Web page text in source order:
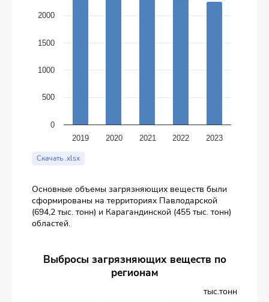
2019 2020 2021 2022 2023
0
500
1000
1500
2000
End of interactive chart.
Скачать .xlsx
Основные объемы загрязняющих веществ были
сформированы на территориях Павлодарской
(694,2 тыс. тонн) и Карагандинской (455 тыс. тонн)
областей.
Выбросы загрязняющих веществ по
регионам
тыс.тонн